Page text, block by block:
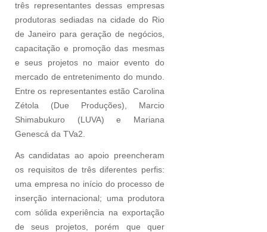
três representantes dessas empresas
produtoras sediadas na cidade do Rio
de Janeiro para geração de negócios,
capacitação e promoção das mesmas
e seus projetos no maior evento do
mercado de entretenimento do mundo.
Entre os representantes estão Carolina
Zétola (Due Produções), Marcio
Shimabukuro (LUVA) e Mariana
Genescá da TVa2.
As candidatas ao apoio preencheram
os requisitos de três diferentes perfis:
uma empresa no início do processo de
inserção internacional; uma produtora
com sólida experiência na exportação
de seus projetos, porém que quer